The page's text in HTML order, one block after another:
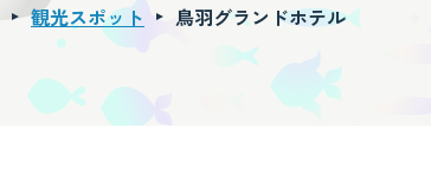
観光スポット 鳥羽グランドホテル